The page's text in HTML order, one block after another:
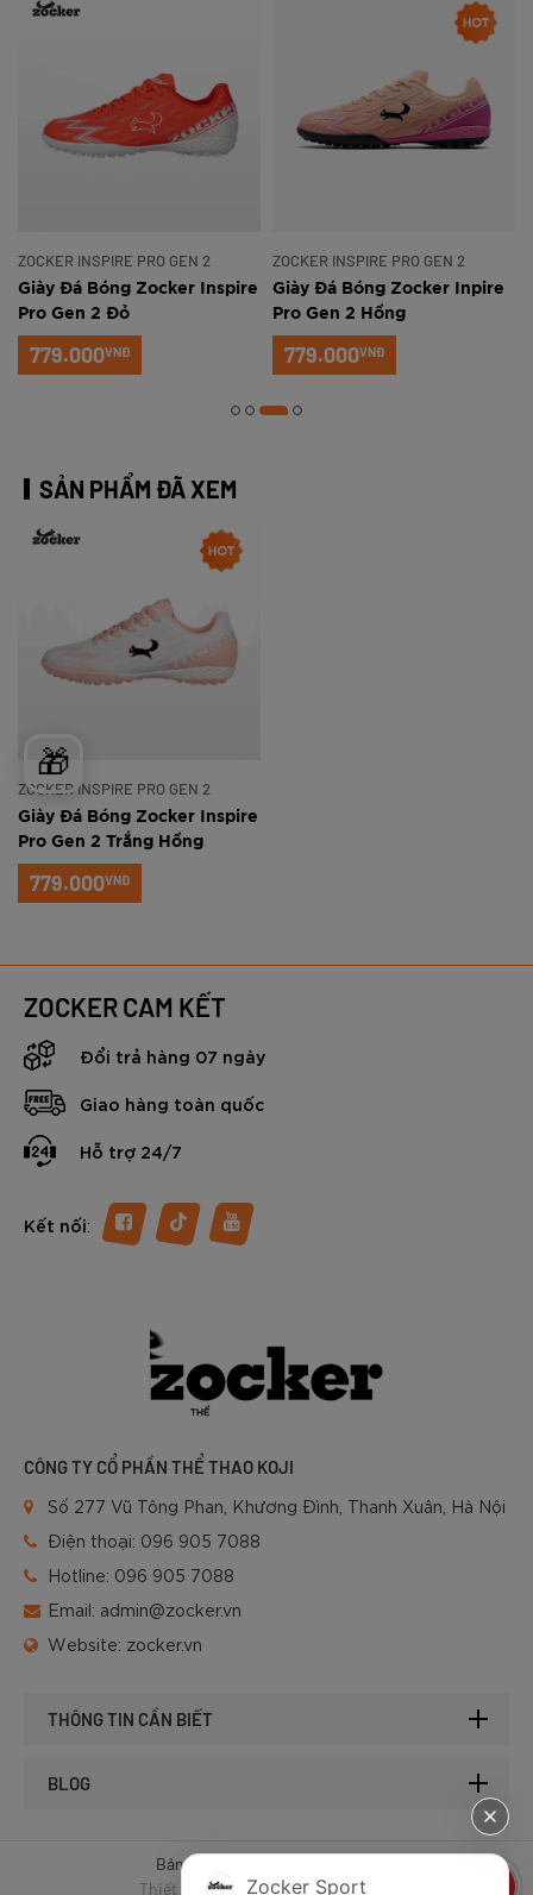
🎁
ZOCKER INSPIRE PRO GEN 2
Giày Đá Bóng Zocker Inspire
Pro Gen 2 Đỏ
779.000VNĐ
ZOCKER INSPIRE PRO GEN 2
Giày Đá Bóng Zocker Inpire
Pro Gen 2 Hồng
779.000VNĐ
SẢN PHẨM ĐÃ XEM
ZOCKER INSPIRE PRO GEN 2
Giày Đá Bóng Zocker Inspire
Pro Gen 2 Trắng Hồng
779.000VNĐ
ZOCKER CAM KẾT
Đổi trả hàng 07 ngày
Giao hàng toàn quốc
Hỗ trợ 24/7
Kết nối:
CÔNG TY CỔ PHẦN THỂ THAO KOJI
Số 277 Vũ Tông Phan, Khương Đình, Thanh Xuân, Hà Nội
Điện thoại: 096 905 7088
Hotline: 096 905 7088
Email: admin@zocker.vn
Website: zocker.vn
THÔNG TIN CẦN BIẾT
BLOG
Bản quyền © 2025 của Zocker.
Thiết kế website & SEO - Tất Thành
Zocker Sport